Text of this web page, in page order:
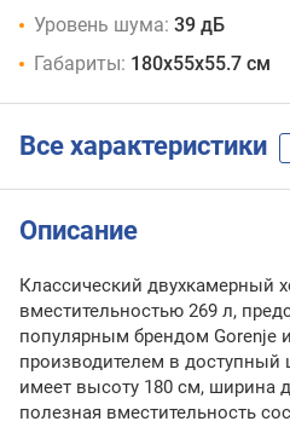
Уровень шума: 39 дБ
Габариты: 180x55x55.7 см
Все характеристики
Описание
Классический двухкамерный
вместительностью 269 л,
популярным брендом Gorenje
производителем в доступный
имеет высоту 180 см, ширина
полезная вместительность